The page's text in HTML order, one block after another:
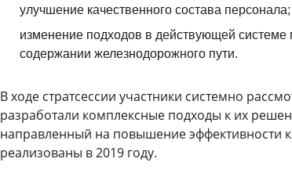
улучшение качественного состава персонала;
изменение подходов в действующей
содержании железнодорожного пути.
В ходе стратсессии участники системно
разработали комплексные подходы к их
направленный на повышение эффективности
реализованы в 2019 году.